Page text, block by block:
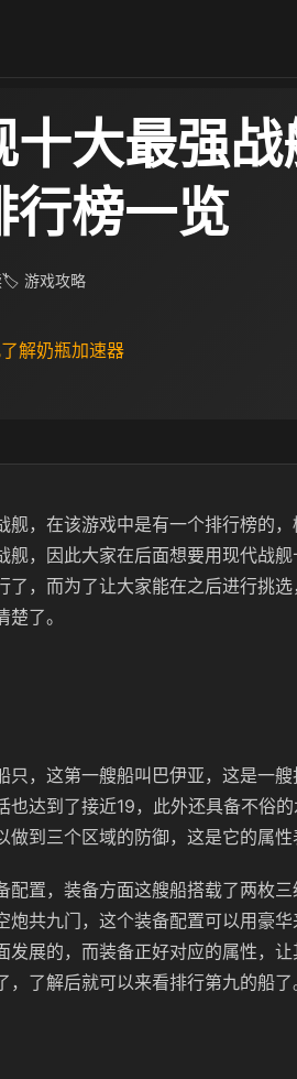
十大最强
行榜一览
🏷 游戏攻略
解奶瓶加速器
舰，在该游戏中是有一个排行榜的
舰，因此大家在后面想要用现代战
了，而为了让大家能在之后进行挑
了。
只，这第一艘船叫巴伊亚，这是一
也达到了接近19，此外还具备不俗
做到三个区域的防御，这是它的属性
配置，装备方面这艘船搭载了两枚
炮共九门，这个装备配置可以用豪
发展的，而装备正好对应的属性，
，了解后就可以来看排行第九的船了